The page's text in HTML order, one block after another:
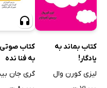
کتاب بماند به
یادگار!
لیزی کورن وال
کتاب
به فنا نده
گری جان